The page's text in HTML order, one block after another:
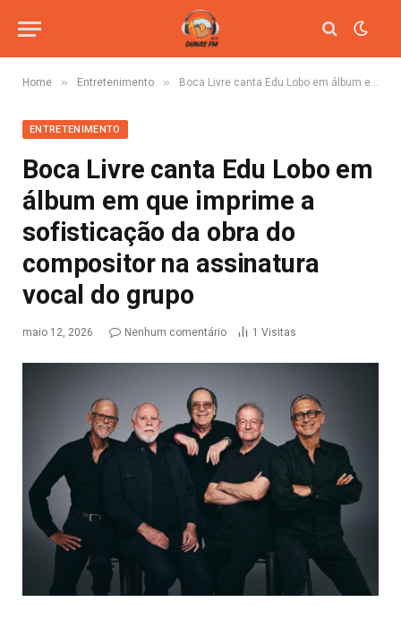
Home » Entretenimento » Boca Livre canta Edu Lobo em álbum em que imprime a sofisticação da obra do compositor na assinatura vocal do grupo
ENTRETENIMENTO
Boca Livre canta Edu Lobo em
álbum em que imprime a
sofisticação da obra do
compositor na assinatura
vocal do grupo
maio 12, 2026 Nenhum comentário 1 Visitas